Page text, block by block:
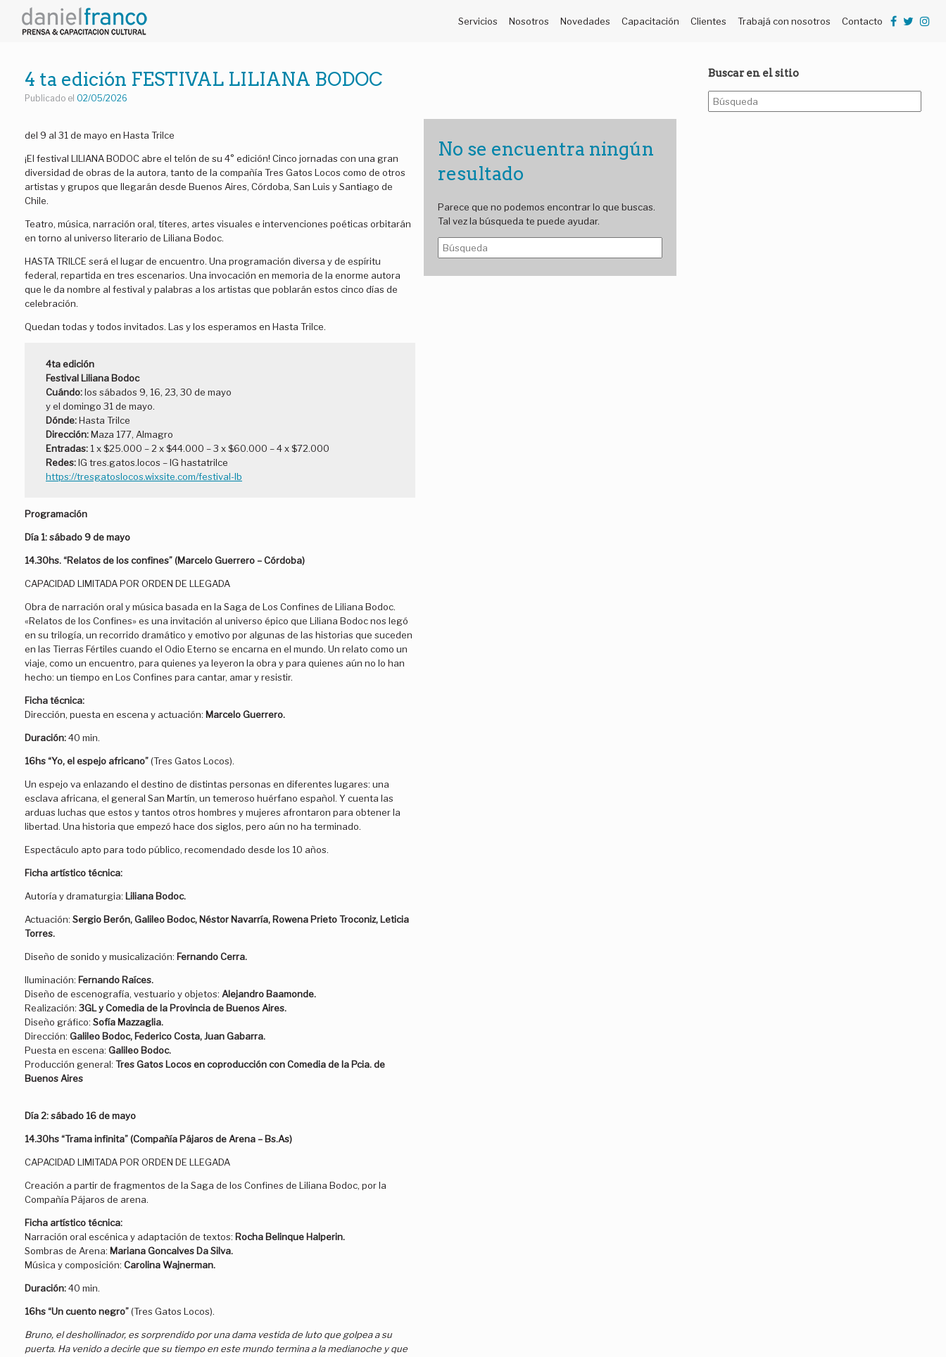
contenido
Servicios Nosotros Novedades Capacitación Clientes Trabajá con nosotros Contacto
4 ta edición FESTIVAL LILIANA BODOC
Publicado el 02/05/2026
del 9 al 31 de mayo en Hasta Trilce
¡El festival LILIANA BODOC abre el telón de su 4° edición! Cinco jornadas con una gran
diversidad de obras de la autora, tanto de la compañía Tres Gatos Locos como de otros
artistas y grupos que llegarán desde Buenos Aires, Córdoba, San Luis y Santiago de
Chile.
Teatro, música, narración oral, títeres, artes visuales e intervenciones poéticas orbitarán
en torno al universo literario de Liliana Bodoc.
HASTA TRILCE será el lugar de encuentro. Una programación diversa y de espíritu
federal, repartida en tres escenarios. Una invocación en memoria de la enorme autora
que le da nombre al festival y palabras a los artistas que poblarán estos cinco días de
celebración.
Quedan todas y todos invitados. Las y los esperamos en Hasta Trilce.
4ta edición
Festival Liliana Bodoc
Cuándo:los sábados 9, 16, 23, 30 de mayo
y el domingo 31 de mayo.
Dónde:Hasta Trilce
Dirección:Maza 177, Almagro
Entradas: 1 x$25.000 – 2 x $44.000 – 3 x $60.000 – 4 x $72.000
Redes:IG tres.gatos.locos – IG hastatrilce
https://tresgatoslocos.wixsite.com/festival-lb
Programación
Día 1:sábado 9 de mayo
14.30hs. “Relatos de los confines” (Marcelo Guerrero – Córdoba)
CAPACIDAD LIMITADA POR ORDEN DE LLEGADA
Obra de narración oral y música basada en la Saga de Los Confines de Liliana Bodoc.
«Relatos de los Confines» es una invitación al universo épico que Liliana Bodoc nos legó
en su trilogía, un recorrido dramático y emotivo por algunas de las historias que suceden
en las Tierras Fértiles cuando el Odio Eterno se encarna en el mundo. Un relato como un
viaje, como un encuentro, para quienes ya leyeron la obra y para quienes aún no lo han
hecho: un tiempo en Los Confines para cantar, amar y resistir.
Ficha técnica:
Dirección, puesta en escena y actuación: Marcelo Guerrero.
Duración:40 min.
16hs “Yo, el espejo africano”(Tres Gatos Locos).
Un espejo va enlazando el destino de distintas personas en diferentes lugares: una
esclava africana, el general San Martín, un temeroso huérfano español. Y cuenta las
arduas luchas que estos y tantos otros hombres y mujeres afrontaron para obtener la
libertad. Una historia que empezó hace dos siglos, pero aún no ha terminado.
Espectáculo apto para todo público, recomendado desde los 10 años.
Ficha artístico técnica:
Autoría y dramaturgia: Liliana Bodoc.
Actuación: Sergio Berón, Galileo Bodoc, Néstor Navarría, Rowena Prieto Troconiz, Leticia
Torres.
Diseño de sonido y musicalización: Fernando Cerra.
Iluminación: Fernando Raíces.
Diseño de escenografía, vestuario y objetos: Alejandro Baamonde.
Realización: 3GL y Comedia de la Provincia de Buenos Aires.
Diseño gráfico: Sofía Mazzaglia.
Dirección: Galileo Bodoc, Federico Costa, Juan Gabarra.
Puesta en escena: Galileo Bodoc.
Producción general: Tres Gatos Locos en coproducción con Comedia de la Pcia. de
Buenos Aires
Día 2:sábado 16 de mayo
14.30hs “Trama infinita” (Compañía Pájaros de Arena – Bs.As)
CAPACIDAD LIMITADA POR ORDEN DE LLEGADA
Creación a partir de fragmentos de la Saga de los Confines de Liliana Bodoc, por la
Compañía Pájaros de arena.
Ficha artístico técnica:
Narración oral escénica y adaptación de textos: Rocha Belinque Halperin.
Sombras de Arena: Mariana Goncalves Da Silva.
Música y composición: Carolina Wajnerman.
Duración:40 min.
16hs “Un cuento negro”(Tres Gatos Locos).
Bruno, el deshollinador, es sorprendido por una dama vestida de luto que golpea a su
puerta. Ha venido a decirle que su tiempo en este mundo termina a la medianoche y que
No se encuentra ningún
resultado
Parece que no podemos encontrar lo que buscas.
Tal vez la búsqueda te puede ayudar.
B
u
Buscar en el sitio
Buscar: